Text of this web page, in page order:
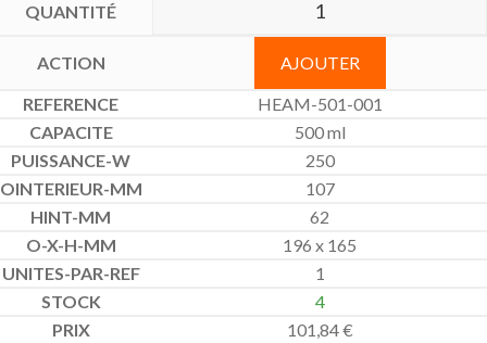
AJOUTER
HEAM-501-001
500 ml
250
107
62
196 x 165
1
4
101,84€